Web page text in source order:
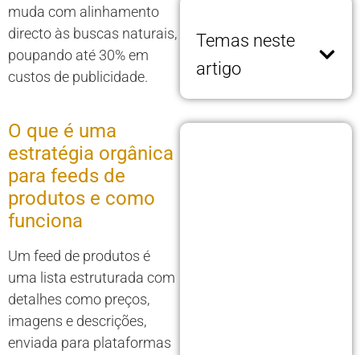
muda com alinhamento
directo às buscas naturais,
poupando até 30% em
custos de publicidade.
O que é uma
estratégia orgânica
para feeds de
produtos e como
funciona
Um feed de produtos é
uma lista estruturada com
detalhes como preços,
imagens e descrições,
enviada para plataformas
Temas neste
artigo